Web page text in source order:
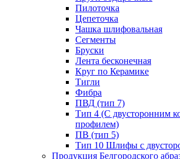
Пилоточка
Цепеточка
Чашка шлифовальная
Сегменты
Бруски
Лента бесконечная
Круг по Керамике
Тигли
Фибра
ПВД (тип 7)
Тип 4 (С двусторонним
профилем)
ПВ (тип 5)
Тип 10 Шлифы с
Продукция Белгородского